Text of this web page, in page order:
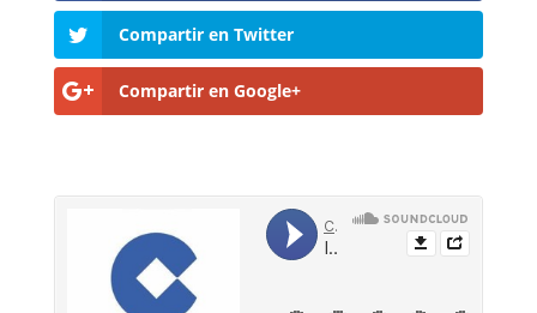
Compartir en Twitter
Compartir en Google+